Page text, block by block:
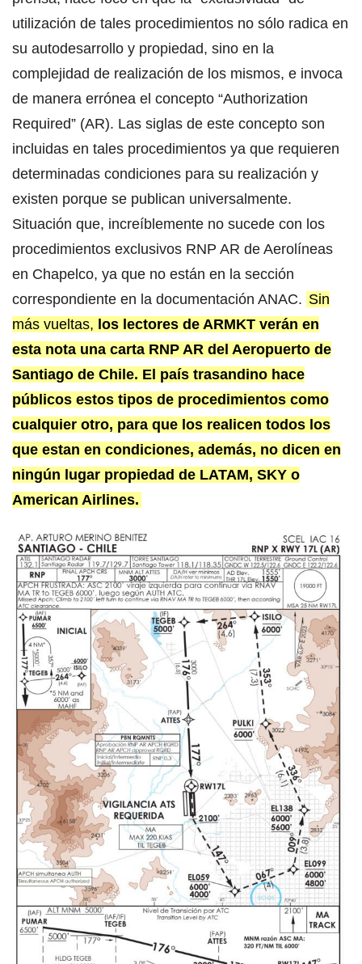
utilización de tales procedimientos no sólo radica en
su autodesarrollo y propiedad, sino en la
complejidad de realización de los mismos, e invoca
de manera errónea el concepto “Authorization
Required” (AR). Las siglas de este concepto son
incluidas en tales procedimientos ya que requieren
determinadas condiciones para su realización y
existen porque se publican universalmente.
Situación que, increíblemente no sucede con los
procedimientos exclusivos RNP AR de Aerolíneas
en Chapelco, ya que no están en la sección
correspondiente en la documentación ANAC. Sin
más vueltas, los lectores de ARMKT verán en
esta nota una carta RNP AR del Aeropuerto de
Santiago de Chile. El país trasandino hace
públicos estos tipos de procedimientos como
cualquier otro, para que los realicen todos los
que estan en condiciones, además, no dicen en
ningún lugar propiedad de LATAM, SKY o
American Airlines.